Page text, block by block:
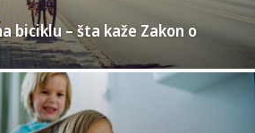
biciklu – šta kaže Zakon o